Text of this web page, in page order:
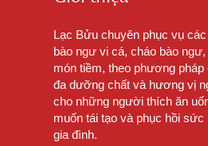
Lạc Bửu chuyên phục vụ
bào ngư vi cá, cháo bào
món tiềm, theo phương pháp
đa dưỡng chất và hương vị
cho những người thích ăn
muốn tái tạo và phục hồi sức
gia đình.